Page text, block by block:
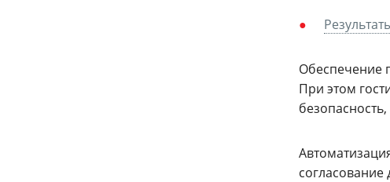
Обеспечение
При этом